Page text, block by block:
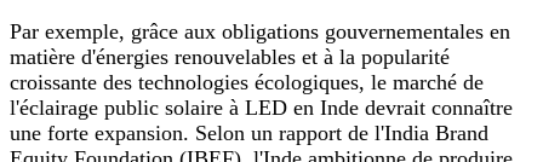
Par exemple, grâce aux obligations gouvernementales en
matière d'énergies renouvelables et à la popularité
croissante des technologies écologiques, le marché de
l'éclairage public solaire à LED en Inde devrait connaître
une forte expansion. Selon un rapport de l'India Brand